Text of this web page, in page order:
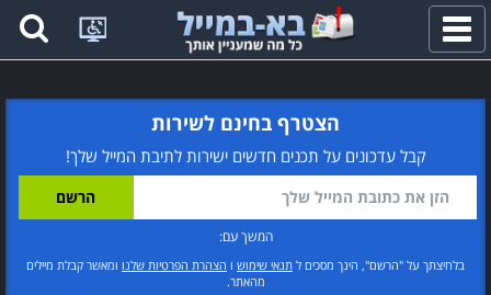
פתח
תפריט
הצטרף בחינם לשירות
קבל עדכונים על תכנים חדשים ישירות לתיבת המייל שלך!
המשך עם:
בלחיצתך על "הרשם", הינך מסכים ל תנאי שימוש ו הצהרת הפרטיות שלנו ומאשר קבלת מיילים
מהאתר.